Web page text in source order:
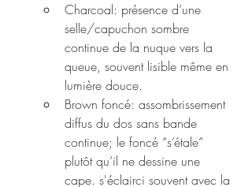
Charcoal: présence d’une
selle/capuchon sombre
continue de la nuque vers la
queue, souvent lisible même en
lumière douce.
Brown foncé: assombrissement
diffus du dos sans bande
continue; le foncé “s’étale”
plutôt qu’il ne dessine une
cape. s'éclairci souvent avec la